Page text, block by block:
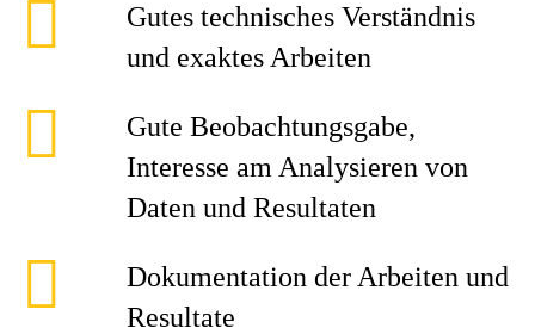
Gutes technisches Verständnis
und exaktes Arbeiten
Gute Beobachtungsgabe,
Interesse am Analysieren von
Daten und Resultaten
Dokumentation der Arbeiten und
Resultate